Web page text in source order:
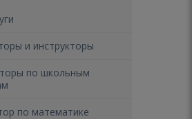
и инструкторы
по школьным
по математике